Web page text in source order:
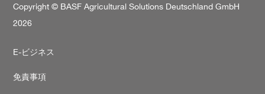
Copyright © BASF Agricultural Solutions Deutschland GmbH
2026
Secondary
footer
E-ビジネス
免責事項